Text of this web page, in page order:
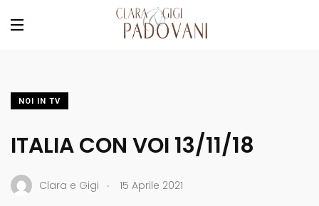
NOI IN TV
ITALIA CON VOI 13/11/18
Clara e Gigi . 15 Aprile 2021